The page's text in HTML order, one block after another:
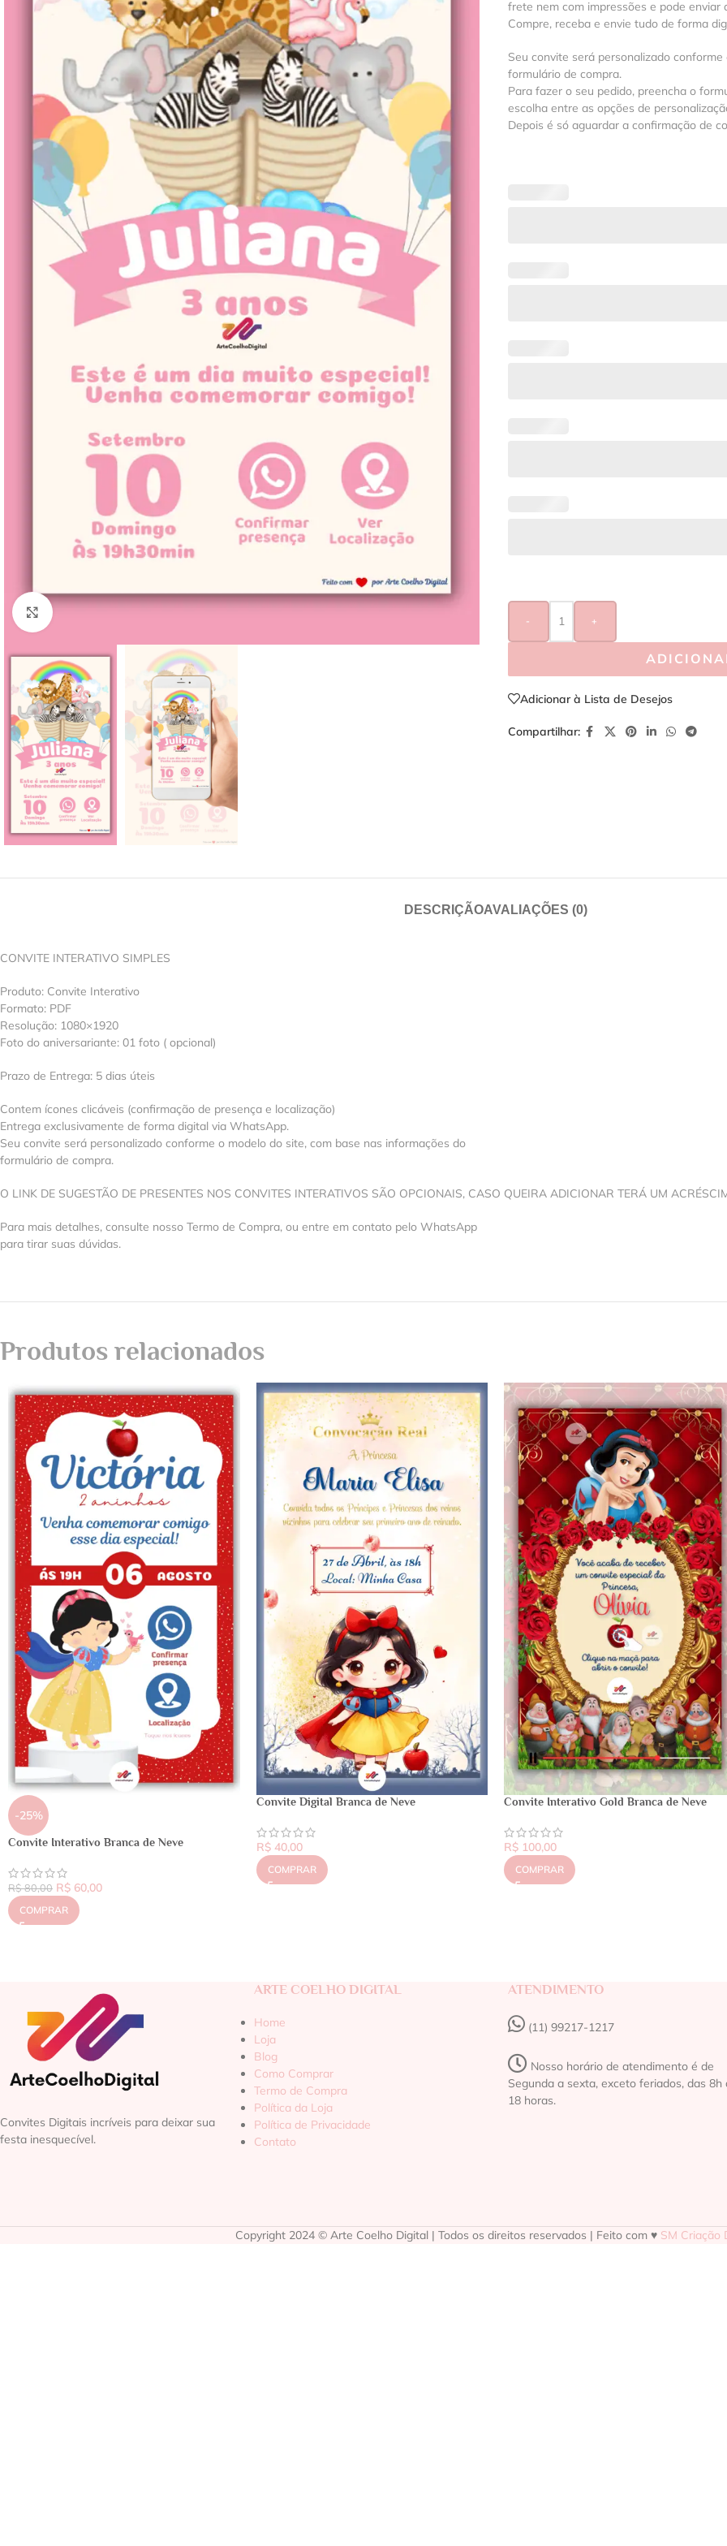
frete nem com impressões e pode
Compre, receba e envie tudo de forma
Seu convite será personalizado
formulário de compra.
Para fazer o seu pedido, preencha o
escolha entre as opções de
Depois é só aguardar a confirmação de
- +
Adicionar à Lista de Desejos
Compartilhar:
DESCRIÇÃOAVALIAÇÕES (0)
CONVITE INTERATIVO SIMPLES
Produto: Convite Interativo
Formato: PDF
Resolução: 1080×1920
Foto do aniversariante: 01 foto ( opcional)
Prazo de Entrega: 5 dias úteis
Contem ícones clicáveis (confirmação de presença e localização)
Entrega exclusivamente de forma digital via WhatsApp.
Seu convite será personalizado conforme o modelo do site, com base nas informações do
formulário de compra.
O LINK DE SUGESTÃO DE PRESENTES NOS CONVITES INTERATIVOS SÃO OPCIONAIS, CASO QUEIRA ADICIONAR TERÁ UM
Para mais detalhes, consulte nosso Termo de Compra, ou entre em contato pelo WhatsApp
para tirar suas dúvidas.
Produtos relacionados
-25%
Convite Interativo Branca de Neve
R$80,00 R$ 60,00
COMPRAR
Convite Digital Branca de Neve
R$40,00
COMPRAR
Convite Interativo Gold Branca de Neve
R$ 100,00
COMPRAR
Convites Digitais incríveis para deixar sua
festa inesquecível.
ARTE COELHO DIGITAL
Home
Loja
Blog
Como Comprar
Termo de Compra
Política da Loja
Política de Privacidade
Contato
ATENDIMENTO
(11) 99217-1217‬
Nosso horário de atendimento é de
Segunda a sexta, exceto feriados, das 8h
18 horas.
Copyright 2024 © Arte Coelho Digital | Todos os direitos reservados | Feito com ♥ SM Criação